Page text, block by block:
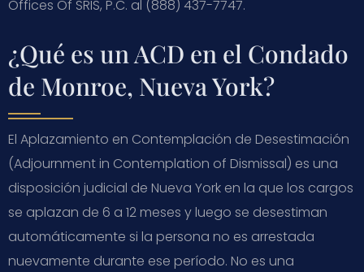
Offices Of SRIS, P.C. al (888) 437-7747.
¿Qué es un ACD en el Condado
de Monroe, Nueva York?
El Aplazamiento en Contemplación de Desestimación
(Adjournment in Contemplation of Dismissal) es una
disposición judicial de Nueva York en la que los cargos
se aplazan de 6 a 12 meses y luego se desestiman
automáticamente si la persona no es arrestada
nuevamente durante ese período. No es una